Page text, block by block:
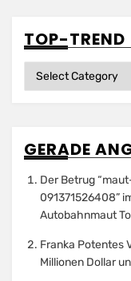
TOP-TREND
Top-
GERADE
Der Betrug
091371526408”
Autobahnmaut
Franka Potentes
Millionen Dollar